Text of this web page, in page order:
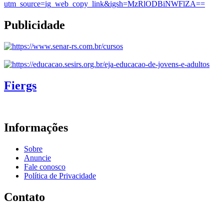
Publicidade
Fiergs
Informações
Sobre
Anuncie
Fale conosco
Política de Privacidade
Contato